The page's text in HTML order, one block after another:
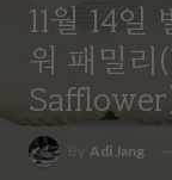
11월 14
워 패밀
By Adi Jang